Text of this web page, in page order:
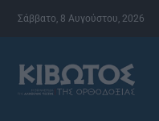
Σάββατο, 8 Αυγούστου, 2026